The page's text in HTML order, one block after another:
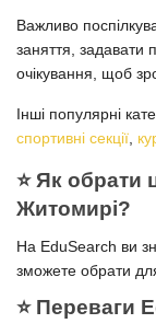
Важливо
заняття, задавати
очікування, щоб
Інші популярні
спортивні секції,
⭐️ Як обрати
Житомирі?
На EduSearch ви
зможете обрати
⭐️ Переваги